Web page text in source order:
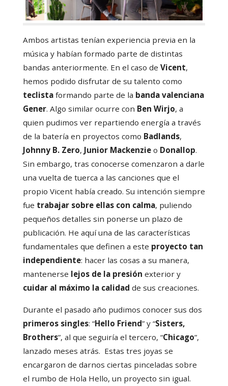
Ambos artistas tenían experiencia previa en la
música y habían formado parte de distintas
bandas anteriormente. En el caso de Vicent,
hemos podido disfrutar de su talento como
teclista formando parte de la banda valenciana
Gener. Algo similar ocurre con Ben Wirjo, a
quien pudimos ver repartiendo energía a través
de la batería en proyectos como Badlands,
Johnny B. Zero, Junior Mackenzie o Donallop.
Sin embargo, tras conocerse comenzaron a darle
una vuelta de tuerca a las canciones que el
propio Vicent había creado. Su intención siempre
fue trabajar sobre ellas con calma, puliendo
pequeños detalles sin ponerse un plazo de
publicación. He aquí una de las características
fundamentales que definen a este proyecto tan
independiente: hacer las cosas a su manera,
mantenerse lejos de la presión exterior y
cuidar al máximo la calidad de sus creaciones.
Durante el pasado año pudimos conocer sus dos
primeros singles: “Hello Friend” y “Sisters,
Brothers”, al que seguiría el tercero, “Chicago”,
lanzado meses atrás. Estas tres joyas se
encargaron de darnos ciertas pinceladas sobre
el rumbo de Hola Hello, un proyecto sin igual.